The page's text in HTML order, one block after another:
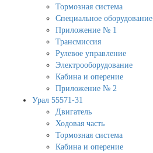
Тормозная система
Специальное оборудование
Приложение № 1
Трансмиссия
Рулевое управление
Электрооборудование
Кабина и оперение
Приложение № 2
Урал 55571-31
Двигатель
Ходовая часть
Тормозная система
Кабина и оперение